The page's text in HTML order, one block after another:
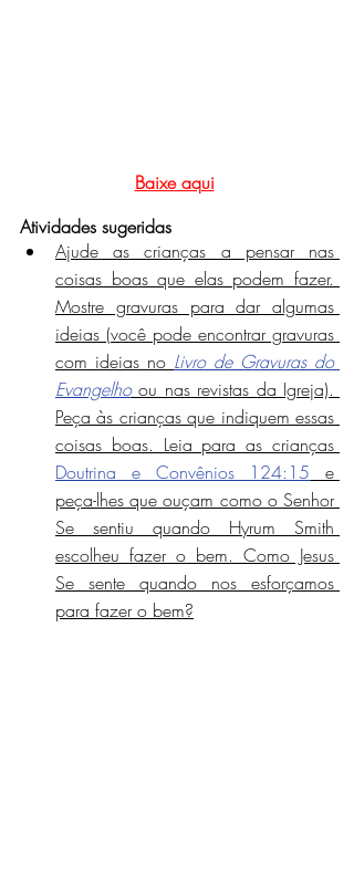
Baixe aqui
Atividades sugeridas
Ajude as crianças a pensar nas
coisas boas que elas podem fazer.
Mostre gravuras para dar algumas
ideias (você pode encontrar gravuras
com ideias no Livro de Gravuras do
Evangelho ou nas revistas da Igreja).
Peça às crianças que indiquem essas
Doutrina e Convênios 124:15 e
peça-lhes que ouçam como o Senhor
Se sentiu quando Hyrum Smith
escolheu fazer o bem. Como Jesus
Se sente quando nos esforçamos
para fazer o bem?